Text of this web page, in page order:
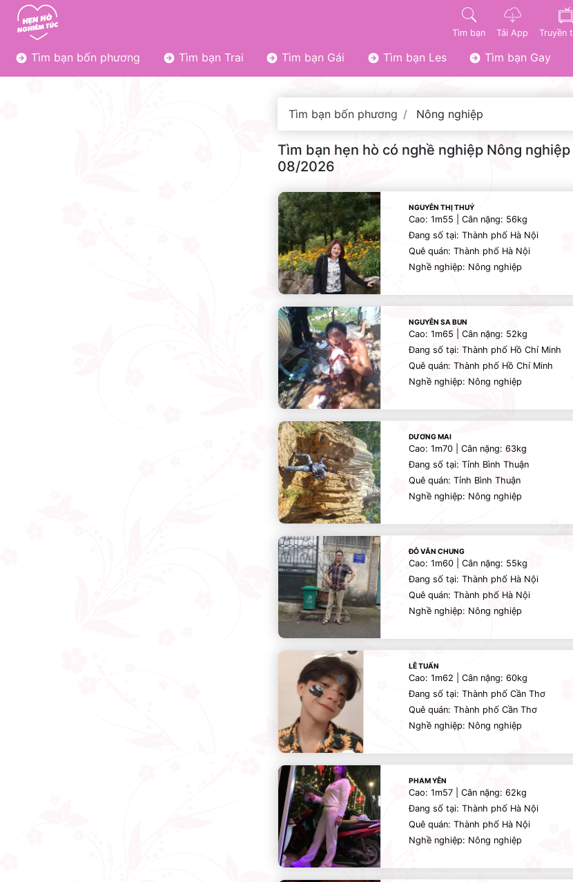
Tìm bạn Tải App Truyền
Tìm bạn bốn phương Tìm bạn Trai Tìm bạn Gái Tìm bạn Les Tìm bạn Gay
Tìm bạn bốn phương Nông nghiệp
Tìm bạn hẹn hò có nghề nghiệp Nông nghiệp
08/2026
NGUYỄN THỊ THUÝ
Cao: 1m55 | Cân nặng: 56kg
Đang số tại: Thành phố Hà Nội
Quê quán: Thành phố Hà Nội
Nghề nghiệp: Nông nghiệp
NGUYÊN SA BUN
Cao: 1m65 | Cân nặng: 52kg
Đang số tại: Thành phố Hồ Chí Minh
Quê quán: Thành phố Hồ Chí Minh
Nghề nghiệp: Nông nghiệp
DƯƠNG MAI
Cao: 1m70 | Cân nặng: 63kg
Đang số tại: Tỉnh Bình Thuận
Quê quán: Tỉnh Bình Thuận
Nghề nghiệp: Nông nghiệp
ĐỖ VĂN CHUNG
Cao: 1m60 | Cân nặng: 55kg
Đang số tại: Thành phố Hà Nội
Quê quán: Thành phố Hà Nội
Nghề nghiệp: Nông nghiệp
LÊ TUẤN
Cao: 1m62 | Cân nặng: 60kg
Đang số tại: Thành phố Cần Thơ
Quê quán: Thành phố Cần Thơ
Nghề nghiệp: Nông nghiệp
PHAM YÊN
Cao: 1m57 | Cân nặng: 62kg
Đang số tại: Thành phố Hà Nội
Quê quán: Thành phố Hà Nội
Nghề nghiệp: Nông nghiệp